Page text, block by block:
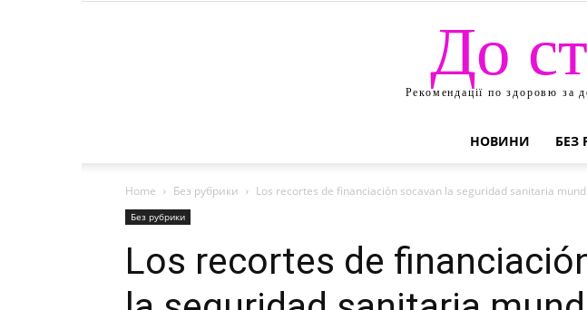
До
Рекомендації по здоровю за
НОВИНИ БЕЗ
Home Без рубрики Los recortes de financiación socavan la seguridad sanitaria
Без рубрики
Los recortes de